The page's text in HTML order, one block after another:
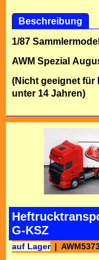
Beschreibung
1/87 Sammlermodell
AWM Spezial
(Nicht geeignet für
unter 14 Jahren)
G-KSZ
auf Lager